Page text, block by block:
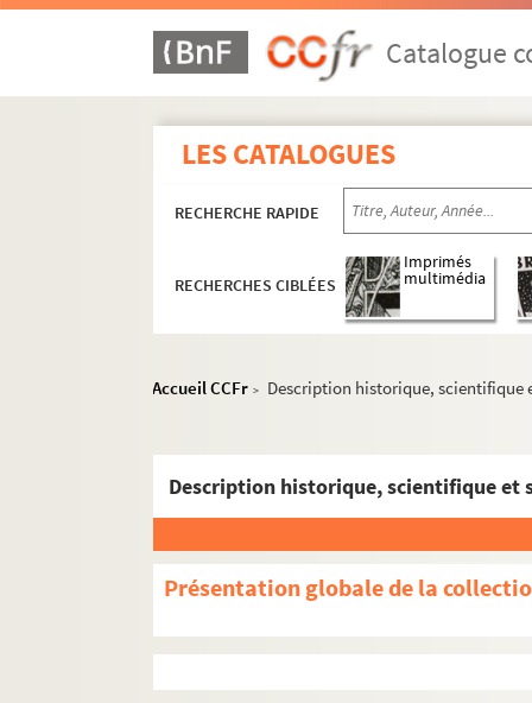
Catalogue
LES CATALOGUES
RECHERCHE RAPIDE
RECHERCHES CIBLÉES
Imprimés
multimédia
Accueil CCFr > Description historique, scientifique
Présentation globale de la